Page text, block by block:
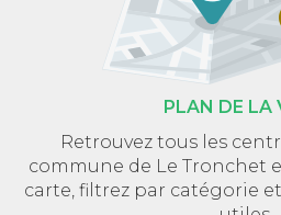
PLAN DE LA
Retrouvez tous les
commune de Le Tronchet
carte, filtrez par catégorie